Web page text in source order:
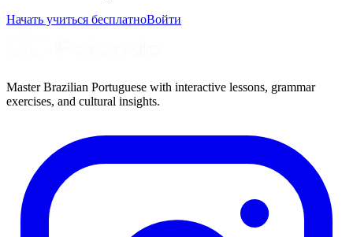
Начать учиться бесплатноВойти
Master Brazilian Portuguese with interactive lessons, grammar
exercises, and cultural insights.